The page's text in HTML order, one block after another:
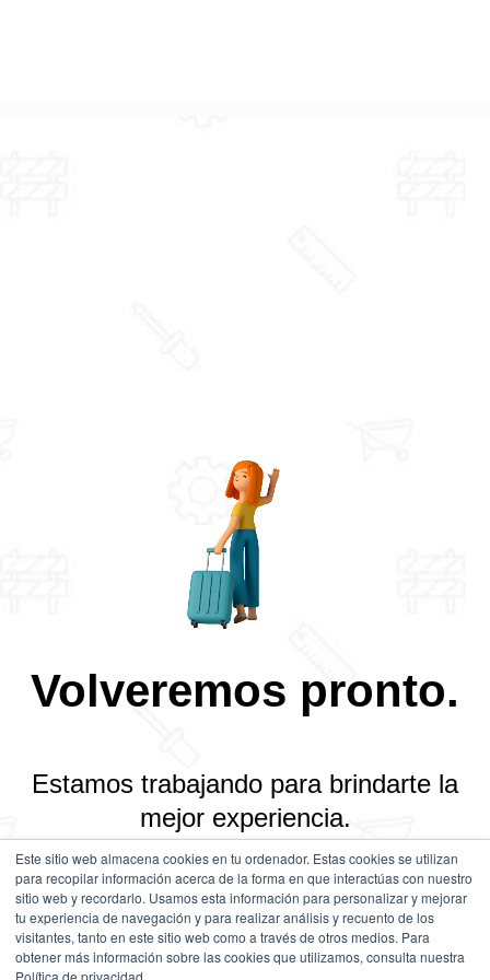
Este sitio web almacena cookies en tu ordenador. Estas cookies se utilizan
para recopilar información acerca de la forma en que interactúas con nuestro
sitio web y recordarlo. Usamos esta información para personalizar y mejorar
tu experiencia de navegación y para realizar análisis y recuento de los
visitantes, tanto en este sitio web como a través de otros medios. Para
obtener más información sobre las cookies que utilizamos, consulta nuestra
Política de privacidad.
Volveremos pronto.
Estamos trabajando para brindarte la
mejor experiencia.
Gracias por tu comprensión.